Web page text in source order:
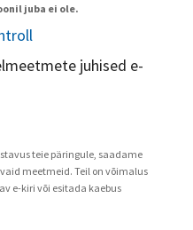
juba ei ole.
juhised e-
teie päringule, saadame
meetmeid. Teil on võimalus
e-kiri või esitada kaebus